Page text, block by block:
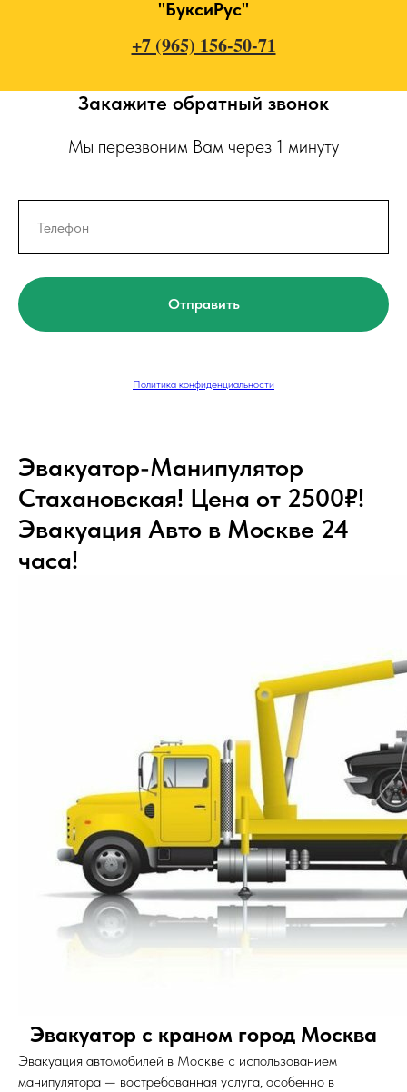
"БуксиРус"
+7 (965) 156-50-71
Закажите обратный звонок
Мы перезвоним Вам через 1 минуту
Отправить
Политика конфиденциальности
Эвакуатор-Манипулятор
Стахановская! Цена от 2500₽!
Эвакуация Авто в Москве 24
часа!
Эвакуатор с краном город Москва
Эвакуация автомобилей в Москве с использованием
манипулятора — востребованная услуга, особенно в